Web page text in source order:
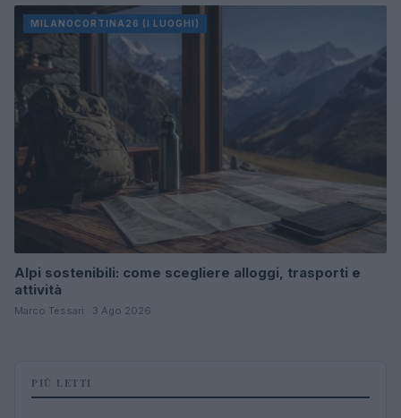
MILANOCORTINA26 (I LUOGHI)
Alpi sostenibili: come scegliere alloggi, trasporti e
attività
Marco Tessari · 3 Ago 2026
PIÙ LETTI